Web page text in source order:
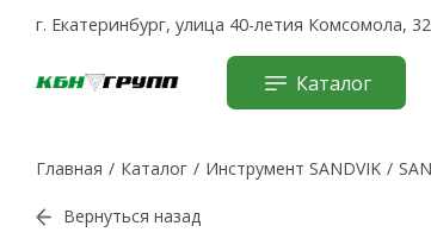
г. Екатеринбург, улица 40-летия Комсомола,
Каталог
Главная Каталог Инструмент SANDVIK
Вернуться назад